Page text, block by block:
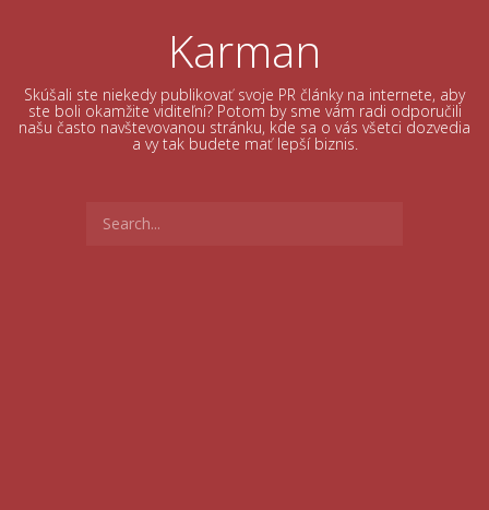
Karman
Skúšali ste niekedy publikovať svoje PR články na internete, aby
ste boli okamžite viditeľní? Potom by sme vám radi odporučili
našu často navštevovanou stránku, kde sa o vás všetci dozvedia
a vy tak budete mať lepší biznis.
for: